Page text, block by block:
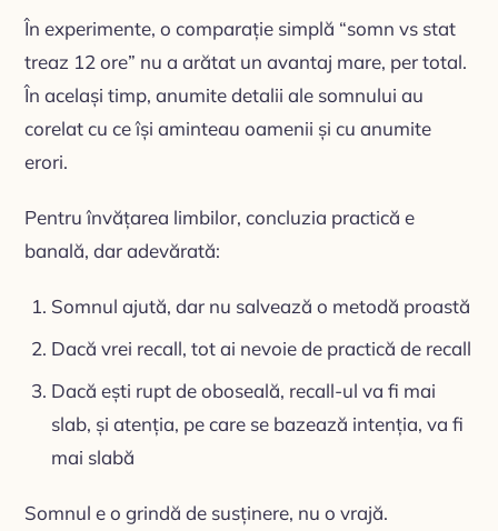
În experimente, o comparație simplă “somn vs stat
treaz 12 ore” nu a arătat un avantaj mare, per total.
În același timp, anumite detalii ale somnului au
corelat cu ce își aminteau oamenii și cu anumite
erori.
Pentru învățarea limbilor, concluzia practică e
banală, dar adevărată:
Somnul ajută, dar nu salvează o metodă proastă
Dacă vrei recall, tot ai nevoie de practică de recall
Dacă ești rupt de oboseală, recall-ul va fi mai
slab, și atenția, pe care se bazează intenția, va fi
mai slabă
Somnul e o grindă de susținere, nu o vrajă.